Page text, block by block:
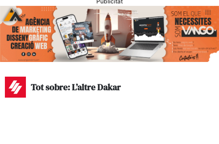
Tot sobre: L’altre Dakar